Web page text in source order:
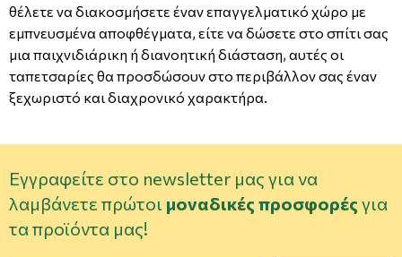
θέλετε να διακοσμήσετε έναν επαγγελματικό χώρο με
εμπνευσμένα αποφθέγματα, είτε να δώσετε στο σπίτι σας
μια παιχνιδιάρικη ή διανοητική διάσταση, αυτές οι
ταπετσαρίες θα προσδώσουν στο περιβάλλον σας έναν
ξεχωριστό και διαχρονικό χαρακτήρα.
Εγγραφείτε στο newsletter μας για να
λαμβάνετε πρώτοι μοναδικές προσφορές για
τα προϊόντα μας!